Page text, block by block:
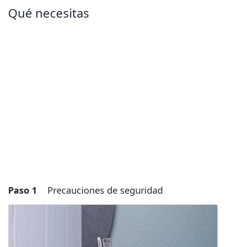
Qué necesitas
Paso 1 Precauciones de seguridad